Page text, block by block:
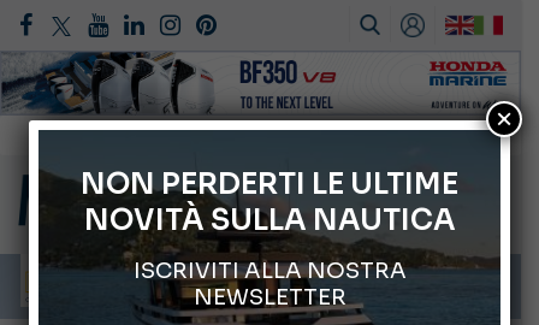
Gommoni Callegari acquisisce Geniuss
66° Salone Nautico Internazionale di Genova
Svelati i Mondiali di Wakeboard 2026
Cannes Yachting Festival 2026: tutte le novità attese a settembre
Montecristo Yachting, l’orologio per il diportista
NON PERDERTI LE ULTIME
NOVITÀ SULLA NAUTICA
ISCRIVITI ALLA NOSTRA
NEWSLETTER
×